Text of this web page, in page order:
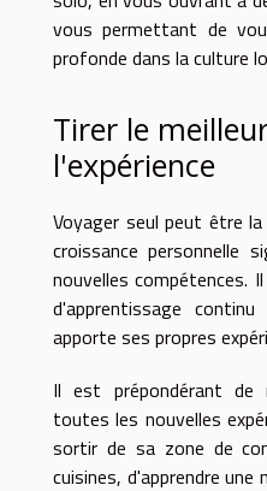
vous permettant de
profonde dans la culture
Tirer le
l'expérience
Voyager seul peut être
croissance personnelle
nouvelles compétences.
d'apprentissage
apporte ses propres
Il est prépondérant
toutes les nouvelles
sortir de sa zone de
cuisines, d'apprendre une